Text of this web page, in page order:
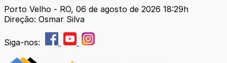
Porto Velho - RO, 06 de agosto de 2026 18:29h
Direção: Osmar Silva
Siga-nos: